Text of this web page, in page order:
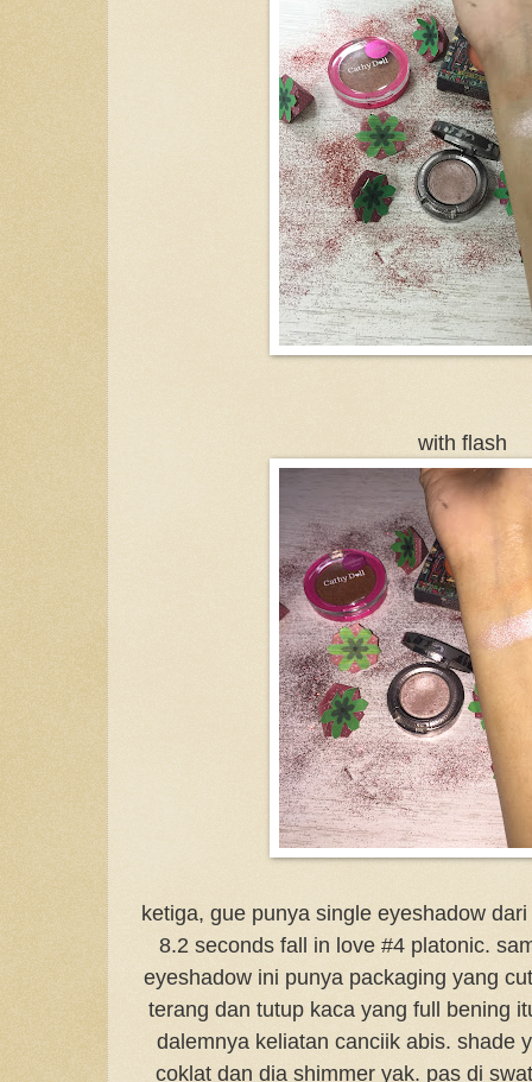
with flash
ketiga, gue punya single eyeshadow
8.2 seconds fall in love #4 platonic.
eyeshadow ini punya packaging yang
terang dan tutup kaca yang full bening
dalemnya keliatan canciik abis. shade
coklat dan dia shimmer yak. pas di